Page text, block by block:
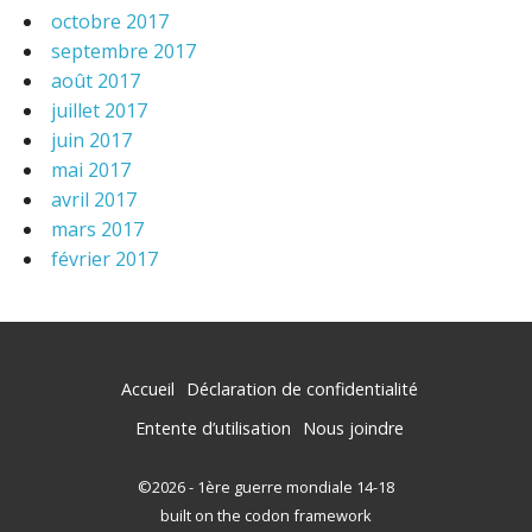
octobre 2017
septembre 2017
août 2017
juillet 2017
juin 2017
mai 2017
avril 2017
mars 2017
février 2017
Accueil
Déclaration de confidentialité
Entente d’utilisation
Nous joindre
©2026 - 1ère guerre mondiale 14-18
built on the codon framework